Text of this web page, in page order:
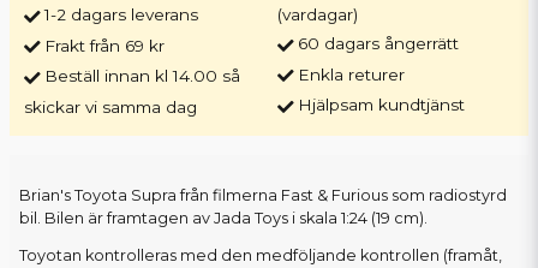
1-2 dagars leverans
Frakt från 69 kr
Beställ innan kl 14.00 så
skickar vi samma dag
(vardagar)
60 dagars ångerrätt
Enkla returer
Hjälpsam kundtjänst
Brian's Toyota Supra från filmerna Fast & Furious som radiostyrd
bil. Bilen är framtagen av Jada Toys i skala 1:24 (19 cm).
Toyotan kontrolleras med den medföljande kontrollen (framåt,